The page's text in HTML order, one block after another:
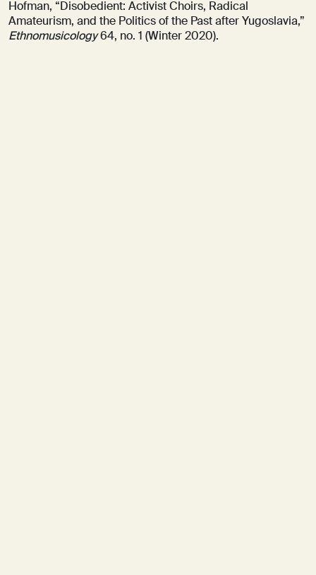
Hofman, “Disobedient: Activist Choirs, Radical
Amateurism, and the Politics of the Past after Yugoslavia,”
Ethnomusicology64, no. 1 (Winter 2020).